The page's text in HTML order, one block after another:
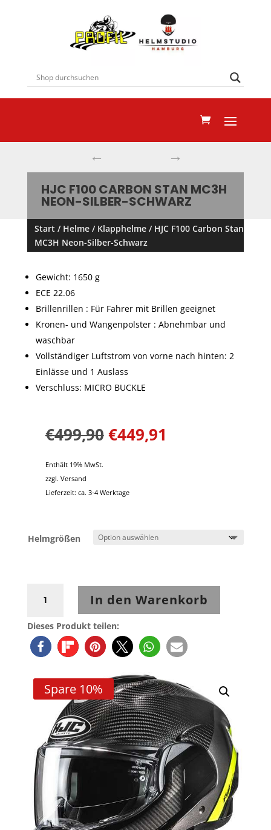
← →
HJC F100 CARBON STAN MC3H
NEON-SILBER-SCHWARZ
Dieses Produkt teilen:
Spare 10%
Start / Helme/ Klapphelme/ HJC F100 Carbon Stan
MC3H Neon-Silber-Schwarz
Gewicht: 1650 g
ECE 22.06
Brillenrillen : Für Fahrer mit Brillen geeignet
Kronen- und Wangenpolster : Abnehmbar und
waschbar
Vollständiger Luftstrom von vorne nach hinten: 2
Einlässe und 1 Auslass
Verschluss: MICRO BUCKLE
€499,90 €449,91
Enthält 19% MwSt.
zzgl. Versand
Lieferzeit: ca. 3-4 Werktage
Helmgrößen
F100
Stan
MC3H
Neon-
Schwarz
Menge
In den Warenkorb